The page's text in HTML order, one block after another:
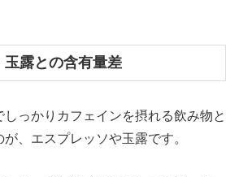
玉露との含有量差
っかりカフェインを摂れる飲み物と
、エスプレッソや玉露です。